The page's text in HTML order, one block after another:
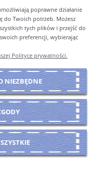
STRONY
Premium
poprawne działanie
do Twoich potrzeb. Możesz
tych plików i przejść do
preferencji, wybierając
Polityce prywatności.
NIEZBĘDNE